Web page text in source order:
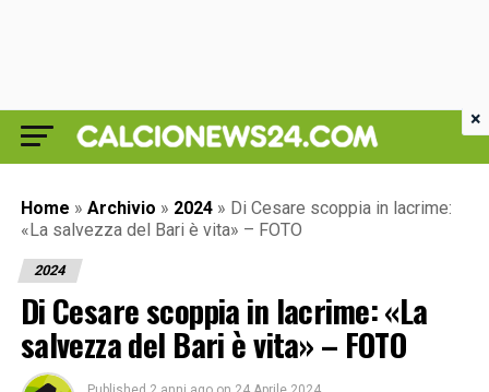
Home » Archivio » 2024 » Di Cesare scoppia in lacrime:
«La salvezza del Bari è vita» – FOTO
2024
Di Cesare scoppia in lacrime: «La
salvezza del Bari è vita» – FOTO
×